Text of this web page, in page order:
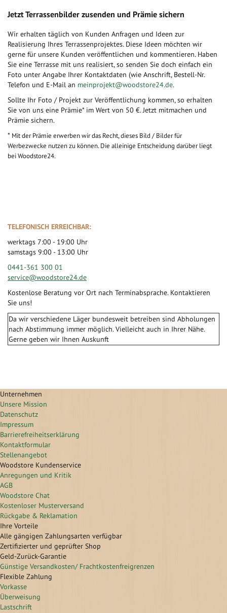
Jetzt Terrassenbilder zusenden und Prämie sichern
Wir erhalten täglich von Kunden Anfragen und Ideen zur
Realisierung Ihres Terrassenprojektes. Diese Ideen möchten wir
gerne für unsere Kunden veröffentlichen und kommentieren. Haben
Sie eine Terrasse mit uns realisiert, so senden Sie doch einfach ein
Foto unter Angabe Ihrer Kontaktdaten (wie Anschrift, Bestell-Nr.
Telefon und E-Mail an meinprojekt@woodstore24.de.
Sollte Ihr Foto / Projekt zur Veröffentlichung kommen, so erhalten
Sie von uns eine Prämie* im Wert von 50 €. Jetzt mitmachen und
Prämie sichern.
* Mit der Prämie erwerben wir das Recht, dieses Bild / Bilder für
Werbezwecke nutzen zu können. Die alleinige Entscheidung darüber liegt
bei Woodstore24.
TELEFONISCH ERREICHBAR:
werktags 7:00 - 19:00 Uhr
samstags 9:00 - 13:00 Uhr
0441-361 300 01
service@woodstore24.de
Kostenlose Beratung vor Ort nach Terminabsprache. Kontaktieren
Sie uns!
Da wir verschiedene Läger bundesweit betreiben sind Abholungen
nach Abstimmung immer möglich. Vielleicht auch in Ihrer Nähe.
Gerne geben wir Ihnen Auskunft
Unternehmen
Unsere Mission
Datenschutz
Impressum
Barrierefreiheitserklärung
Kontaktformular
Stellenangebot
Woodstore Kundenservice
Anregungen und Kritik
AGB
Woodstore Chat
Kostenloser Musterversand
Rückgabe & Reklamation
Ihre Vorteile
Alle gängigen Zahlungsarten verfügbar
Zertifizierter und geprüfter Shop
Geld-Zurück-Garantie
Günstige Versandkosten/ Frachtkostenfreigrenzen
Flexible Zahlung
Vorkasse
Überweisung
Lastschrift